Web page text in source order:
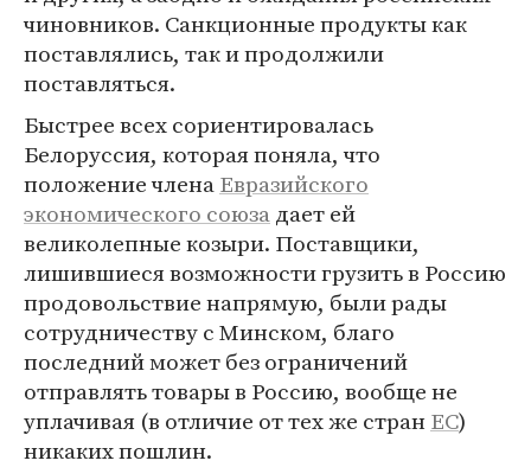
чиновников. Санкционные продукты как
поставлялись, так и продолжили
поставляться.
Быстрее всех сориентировалась
Белоруссия, которая поняла, что
положение членаЕвразийского
экономического союзадает ей
великолепные козыри. Поставщики,
лишившиеся возможности грузить в Россию
продовольствие напрямую, были рады
сотрудничеству с Минском, благо
последний может без ограничений
отправлять товары в Россию, вообще не
уплачивая (в отличие от тех же странЕС)
никаких пошлин.